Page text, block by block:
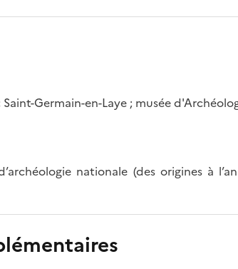
Germain-en-Laye ; musée
nationale (des origines à